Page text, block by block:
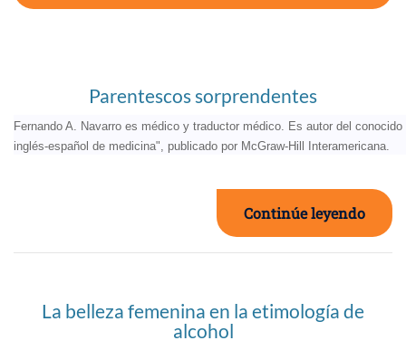
Parentescos sorprendentes
Fernando A. Navarro es médico y traductor médico. Es autor del
inglés-español de medicina", publicado por McGraw-Hill Interamericana.
Continúe leyendo
La belleza femenina en la etimología de
alcohol